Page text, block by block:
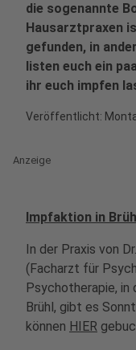
die sogenannte
Hausarztpraxen
gefunden, in
listen euch ein
ihr euch impfen
Veröffentlicht:
Anzeige
Impfaktion in
In der Praxis von
(Facharzt für
Psychotherapie, in
Brühl, gibt es
können HIER